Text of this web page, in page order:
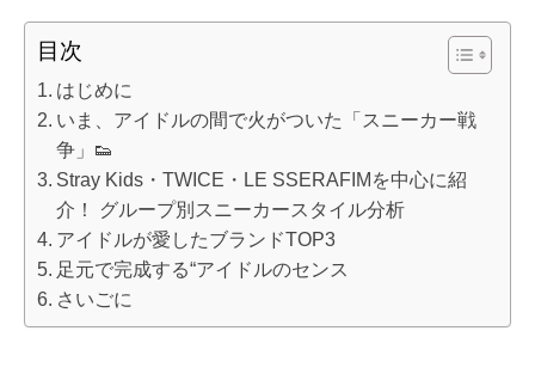
目次
はじめに
いま、アイドルの間で火がついた「スニーカー戦
争」👟
Stray Kids・TWICE・LE SSERAFIMを中心に紹
介！ グループ別スニーカースタイル分析
アイドルが愛したブランドTOP3
足元で完成する“アイドルのセンス
さいごに